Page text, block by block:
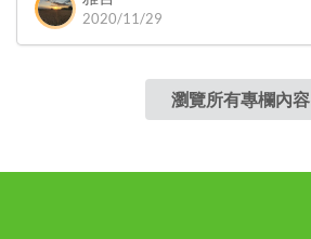
2020/11/29
瀏覽所有專欄內容